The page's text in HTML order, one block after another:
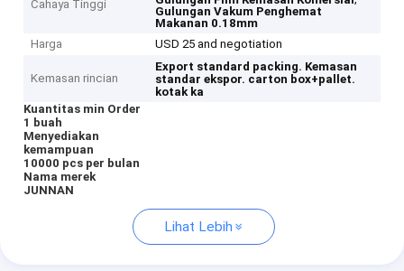
Cahaya Tinggi
Gulungan Vakum Penghemat
Makanan 0.18mm
Harga
USD 25 and negotiation
Kemasan rincian
Export standard packing. Kemasan
standar ekspor. carton box+pallet.
kotak ka
Kuantitas min Order
1 buah
Menyediakan
kemampuan
10000 pcs per bulan
Nama merek
JUNNAN
Lihat Lebih